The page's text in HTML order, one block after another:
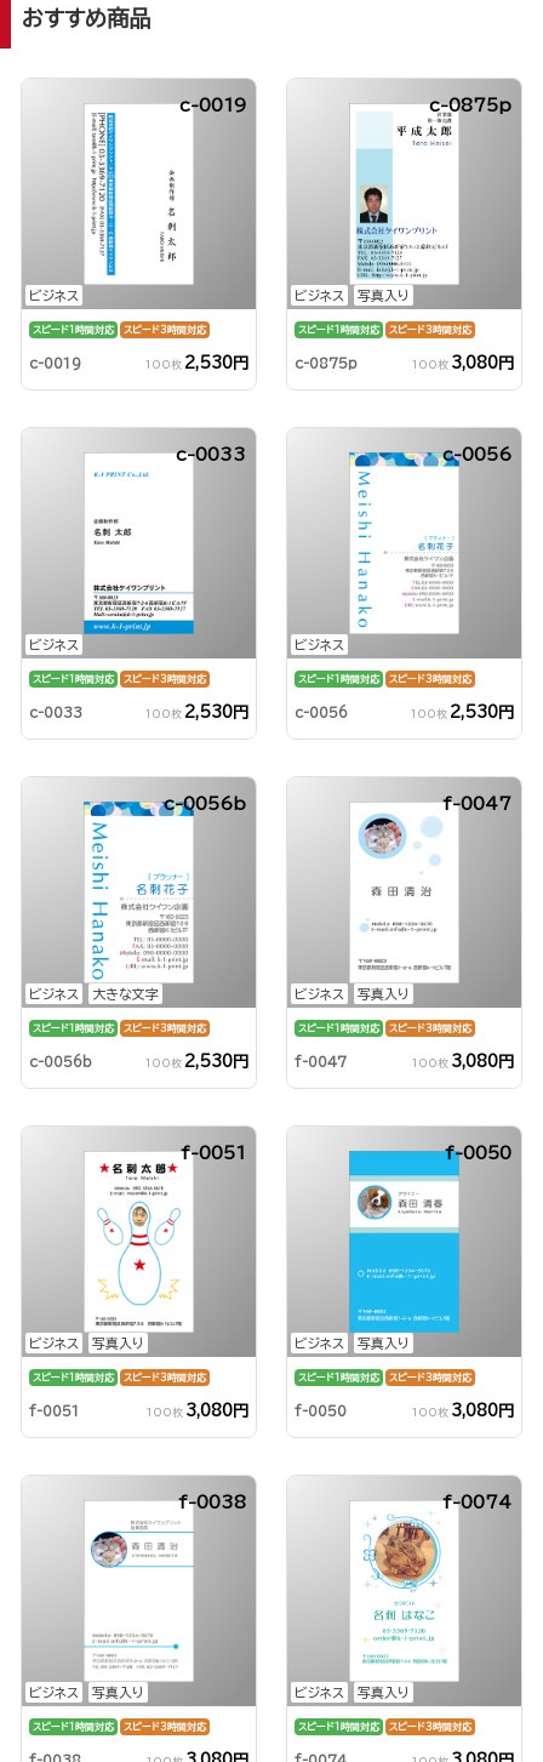
おすすめ商品
ビジネス
c-0019
スピード1時間対応 スピード3時間対応
c-0019 100枚 2,530円
ビジネス 写真入り
c-0875p
スピード1時間対応 スピード3時間対応
c-0875p 100枚 3,080円
ビジネス
c-0033
スピード1時間対応 スピード3時間対応
c-0033 100枚 2,530円
ビジネス
c-0056
スピード1時間対応 スピード3時間対応
c-0056 100枚 2,530円
ビジネス 大きな文字
c-0056b
スピード1時間対応 スピード3時間対応
c-0056b 100枚 2,530円
ビジネス 写真入り
f-0047
スピード1時間対応 スピード3時間対応
f-0047 100枚 3,080円
ビジネス 写真入り
f-0051
スピード1時間対応 スピード3時間対応
f-0051 100枚 3,080円
ビジネス 写真入り
f-0050
スピード1時間対応 スピード3時間対応
f-0050 100枚 3,080円
ビジネス 写真入り
f-0038
スピード1時間対応 スピード3時間対応
ビジネス 写真入り
f-0074
スピード1時間対応 スピード3時間対応